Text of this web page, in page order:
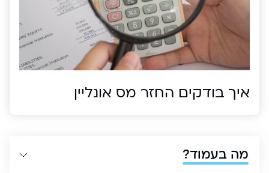
איך בודקים החזר מס אונליין
מה בעמוד?